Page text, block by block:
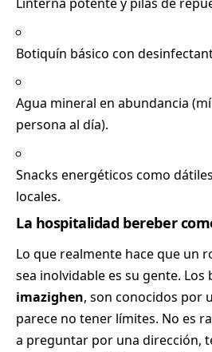
Botiquín básico con
Agua mineral en abundancia
persona al día).
Snacks energéticos como
locales.
La hospitalidad bereber
Lo que realmente hace que un
sea inolvidable es su gente. Los
imazighen, son conocidos por
parece no tener límites. No es
a preguntar por una dirección,